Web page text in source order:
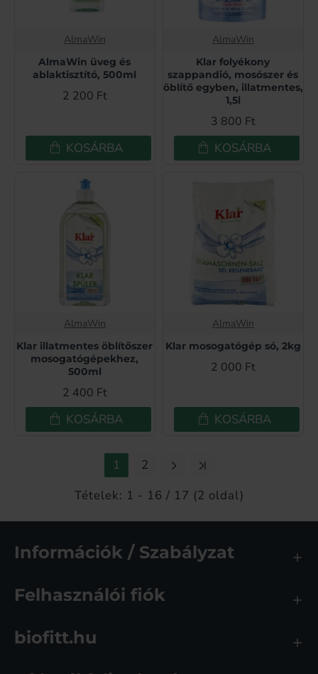
AlmaWin
AlmaWin üveg és
ablaktisztító, 500ml
2 200 Ft
KOSÁRBA
AlmaWin
Klar folyékony
szappandió, mosószer és
öblítő egyben, illatmentes,
1,5l
3 800 Ft
KOSÁRBA
AlmaWin
Klar illatmentes öblítőszer
mosogatógépekhez,
500ml
2 400 Ft
KOSÁRBA
AlmaWin
Klar mosogatógép só, 2kg
2 000 Ft
KOSÁRBA
1
2
Tételek: 1 - 16 / 17 (2 oldal)
Információk / Szabályzat
Felhasználói fiók
biofitt.hu